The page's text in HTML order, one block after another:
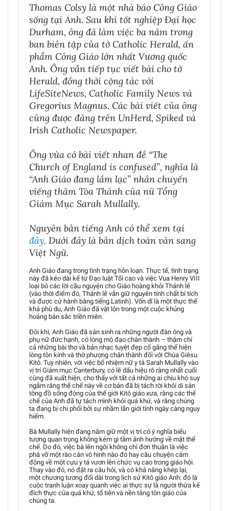
Thomas Colsy là một nhà báo Công Giáo
sống tại Anh. Sau khi tốt nghiệp Đại học
Durham, ông đã làm việc ba năm trong
ban biên tập của tờ Catholic Herald, ấn
phẩm Công Giáo lớn nhất Vương quốc
Anh. Ông vẫn tiếp tục viết bài cho tờ
Herald, đồng thời cộng tác với
LifeSiteNews, Catholic Family News và
Gregorius Magnus. Các bài viết của ông
cũng được đăng trên UnHerd, Spiked và
Irish Catholic Newspaper.
Ông vừa có bài viết nhan đề “The
Church of England is confused”, nghĩa là
“Anh Giáo đang lầm lạc” nhân chuyến
viếng thăm Tòa Thánh của nữ Tổng
Giám Mục Sarah Mullally.
Nguyên bản tiếng Anh có thể xem tại
đây. Dưới đây là bản dịch toàn văn sang
Việt Ngữ.
Anh Giáo đang trong tình trạng hỗn loạn. Thực tế, tình trạng
này đã kéo dài kể từ Đạo luật Tối cao và việc Vua Henry VIII
loại bỏ các lời cầu nguyện cho Giáo hoàng khỏi Thánh lễ
(vào thời điểm đó, Thánh lễ vẫn giữ nguyên tính chất bí tích
và được cử hành bằng tiếng Latinh). Vốn dĩ là một thực thể
khá phù du, Anh Giáo đã vật lộn trong một cuộc khủng
hoảng bản sắc triền miên.
Đôi khi, Anh Giáo đã sản sinh ra những người đàn ông và
phụ nữ đức hạnh, có lòng mộ đạo chân thành – thậm chí
cả những bài thơ và bản nhạc tuyệt đẹp cố gắng thể hiện
lòng tôn kính và thờ phượng chân thành đối với Chúa Giêsu
Kitô. Tuy nhiên, với việc bổ nhiệm nữ y tá Sarah Mullally vào
vị trí Giám mục Canterbury, có lẽ dấu hiệu rõ ràng nhất cuối
cùng đã xuất hiện, cho thấy với tất cả những ai chịu khó suy
ngẫm rằng thể chế này về cơ bản đã bị tách rời khỏi di sản
tông đồ sống động của thế giới Kitô giáo xưa, rằng các thể
chế của Anh đã tự tách mình khỏi quá khứ, và rằng chúng
ta đang bị chi phối bởi sự nhầm lẫn giới tính ngày càng nguy
hiểm.
Bà Mullally hiện đang nắm giữ một vị trí có ý nghĩa biểu
tượng quan trọng không kém gì tầm ảnh hưởng về mặt thể
chế. Do đó, việc bà lên ngôi không chỉ đơn thuần là việc
phá vỡ một rào cản vô hình nào đó hay câu chuyện cảm
động về một cựu y tá vươn lên chức vụ cao trong giáo hội.
Thay vào đó, nó đặt ra câu hỏi, và có khả năng khép lại,
một chương tương đối dài trong lịch sử Kitô giáo Anh: đó là
cuộc tranh luận xoay quanh việc ai thực sự là người thừa kế
đích thực của quá khứ, tổ tiên và nền tảng tôn giáo của
chúng ta.